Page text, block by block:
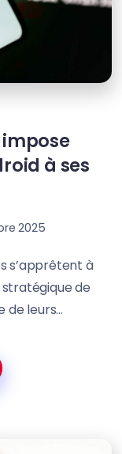
impose
à ses
2025
s’apprêtent à
de
leurs...